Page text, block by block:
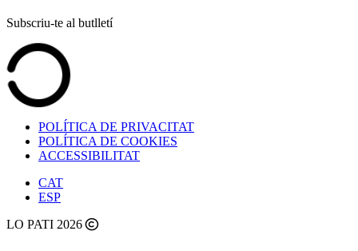
Subscriu-te al butlletí
POLÍTICA DE PRIVACITAT
POLÍTICA DE COOKIES
ACCESSIBILITAT
CAT
ESP
LO PATI 2026